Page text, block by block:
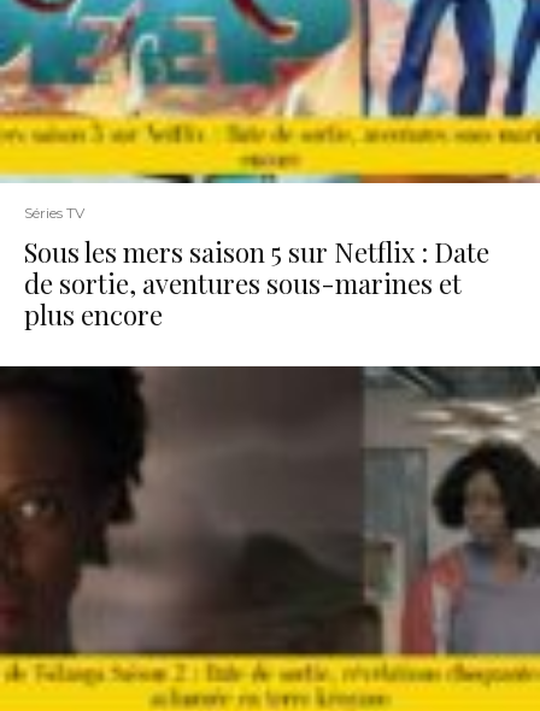
Séries TV
Sous les mers saison 5 sur Netflix : Date
de sortie, aventures sous-marines et
plus encore